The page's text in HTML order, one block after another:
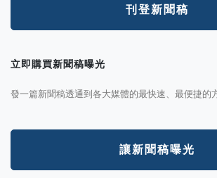
刊登新聞稿
立即購買新聞稿曝光
發一篇新聞稿透通到各大媒體的最快速、最便捷的
讓新聞稿曝光